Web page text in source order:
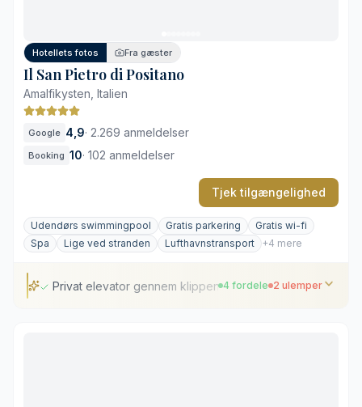
Hotellets fotos Fra gæster
Il San Pietro di Positano
Amalfikysten, Italien
Google 4,9· 2.269 anmeldelser
Booking 10· 102 anmeldelser
Tjek tilgængelighed
Udendørs swimmingpool Gratis parkering
Gratis wi-fi
Spa
Lige ved stranden Lufthavnstransport +4 mere
Privat elevator gennem klippen til stranden
4 fordele 2 ulemper